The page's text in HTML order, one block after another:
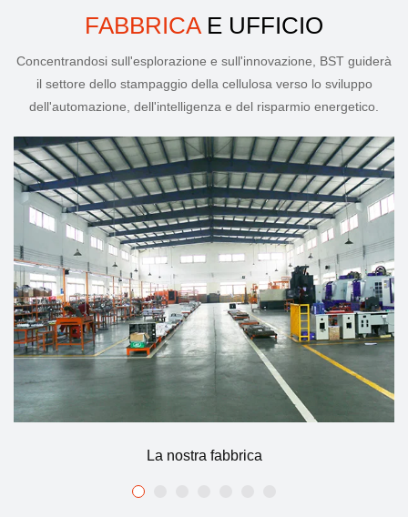
FABBRICA E UFFICIO
Concentrandosi sull'esplorazione e sull'innovazione, BST guiderà
il settore dello stampaggio della cellulosa verso lo sviluppo
dell'automazione, dell'intelligenza e del risparmio energetico.
La nostra fabbrica